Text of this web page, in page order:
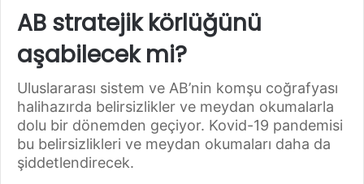
AB stratejik körlüğünü
aşabilecek mi?
Uluslararası sistem ve AB’nin komşu coğrafyası
halihazırda belirsizlikler ve meydan okumalarla
dolu bir dönemden geçiyor. Kovid-19 pandemisi
bu belirsizlikleri ve meydan okumaları daha da
şiddetlendirecek.